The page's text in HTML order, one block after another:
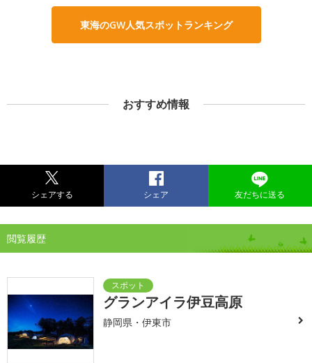
東海のGW人気スポットランキング
おすすめ情報
シェアする シェア 友だちに送る
閲覧履歴
グランアイラ伊豆高原
静岡県・伊東市